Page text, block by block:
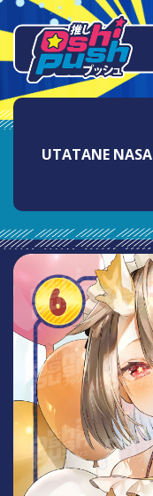
UTATANE NASA